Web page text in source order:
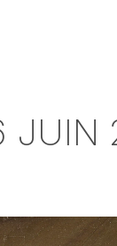
JUIN